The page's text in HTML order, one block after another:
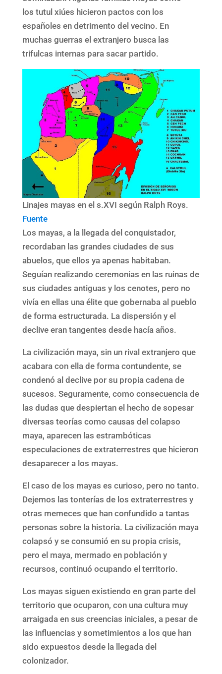
los tutul xiúes hicieron pactos con los
españoles en detrimento del vecino. En
muchas guerras el extranjero busca las
trifulcas internas para sacar partido.
Linajes mayas en el s.XVI según Ralph Roys.
Fuente
Los mayas, a la llegada del conquistador,
recordaban las grandes ciudades de sus
abuelos, que ellos ya apenas habitaban.
Seguían realizando ceremonias en las ruinas de
sus ciudades antiguas y los cenotes, pero no
vivía en ellas una élite que gobernaba al pueblo
de forma estructurada. La dispersión y el
declive eran tangentes desde hacía años.
La civilización maya, sin un rival extranjero que
acabara con ella de forma contundente, se
condenó al declive por su propia cadena de
sucesos. Seguramente, como consecuencia de
las dudas que despiertan el hecho de sopesar
diversas teorías como causas del colapso
maya, aparecen las estrambóticas
especulaciones de extraterrestres que hicieron
desaparecer a los mayas.
El caso de los mayas es curioso, pero no tanto.
Dejemos las tonterías de los extraterrestres y
otras memeces que han confundido a tantas
personas sobre la historia. La civilización maya
colapsó y se consumió en su propia crisis,
pero el maya, mermado en población y
recursos, continuó ocupando el territorio.
Los mayas siguen existiendo en gran parte del
territorio que ocuparon, con una cultura muy
arraigada en sus creencias iniciales, a pesar de
las influencias y sometimientos a los que han
sido expuestos desde la llegada del
colonizador.